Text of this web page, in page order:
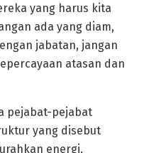
yang harus kita
ada yang diam,
jabatan, jangan
atasan dan
pejabat-pejabat
yang disebut
energi,